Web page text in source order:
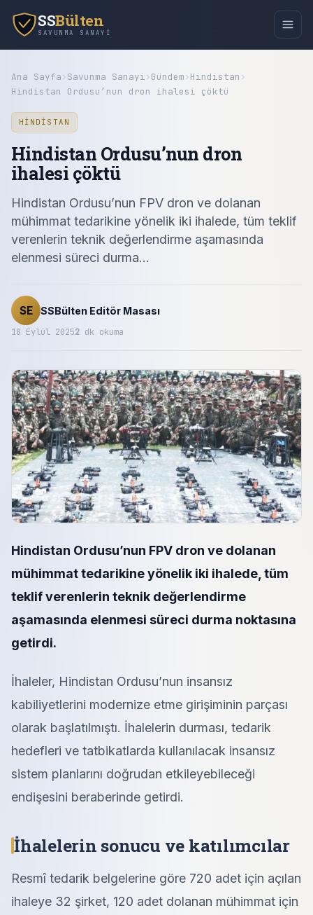
SSBülten
SAVUNMA SANAYI
Ana Sayfa› Savunma Sanayi› Gündem› Hindistan ›
Hindistan Ordusu’nun dron ihalesi çöktü
HINDISTAN
Hindistan Ordusu’nun dron
ihalesi çöktü
Hindistan Ordusu’nun FPV dron ve dolanan
mühimmat tedarikine yönelik iki ihalede, tüm teklif
verenlerin teknik değerlendirme aşamasında
elenmesi süreci durma…
SE SSBülten Editör Masası
18 Eylül 20252 dk okuma
Hindistan Ordusu’nun FPV dron ve dolanan
mühimmat tedarikine yönelik iki ihalede, tüm
teklif verenlerin teknik değerlendirme
aşamasında elenmesi süreci durma noktasına
getirdi.
İhaleler, Hindistan Ordusu’nun insansız
kabiliyetlerini modernize etme girişiminin parçası
olarak başlatılmıştı. İhalelerin durması, tedarik
hedefleri ve tatbikatlarda kullanılacak insansız
sistem planlarını doğrudan etkileyebileceği
endişesini beraberinde getirdi.
İhalelerin sonucu ve katılımcılar
Resmî tedarik belgelerine göre 720 adet için açılan
ihaleye 32 şirket, 120 adet dolanan mühimmat için